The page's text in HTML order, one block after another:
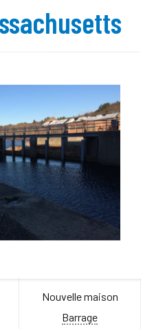
Nouvelle maison
Barrage